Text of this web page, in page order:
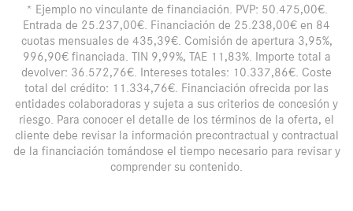
* Ejemplo no vinculante de financiación. PVP: 50.475,00€.
Entrada de 25.237,00€. Financiación de 25.238,00€ en 84
cuotas mensuales de 435,39€. Comisión de apertura 3,95%,
996,90€ financiada. TIN 9,99%, TAE 11,83%. Importe total a
devolver: 36.572,76€. Intereses totales: 10.337,86€. Coste
total del crédito: 11.334,76€. Financiación ofrecida por las
entidades colaboradoras y sujeta a sus criterios de concesión y
riesgo. Para conocer el detalle de los términos de la oferta, el
cliente debe revisar la información precontractual y contractual
de la financiación tomándose el tiempo necesario para revisar y
comprender su contenido.